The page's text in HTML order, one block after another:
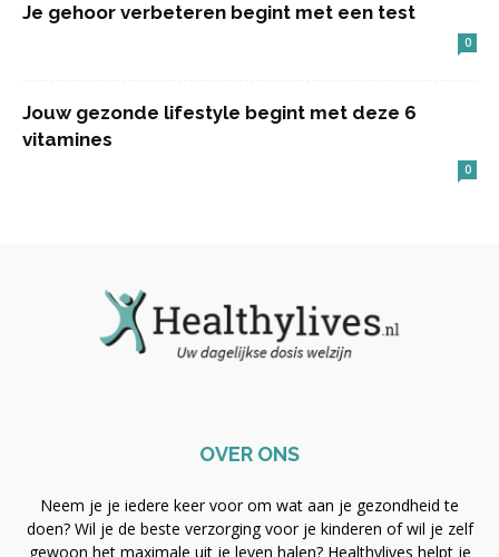
Je gehoor verbeteren begint met een test
0
Jouw gezonde lifestyle begint met deze 6
vitamines
0
OVER ONS
Neem je je iedere keer voor om wat aan je gezondheid te
doen? Wil je de beste verzorging voor je kinderen of wil je zelf
gewoon het maximale uit je leven halen? Healthylives helpt je